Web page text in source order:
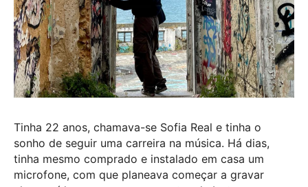
Tinha 22 anos, chamava-se Sofia Real e tinha o
sonho de seguir uma carreira na música. Há dias,
tinha mesmo comprado e instalado em casa um
microfone, com que planeava começar a gravar